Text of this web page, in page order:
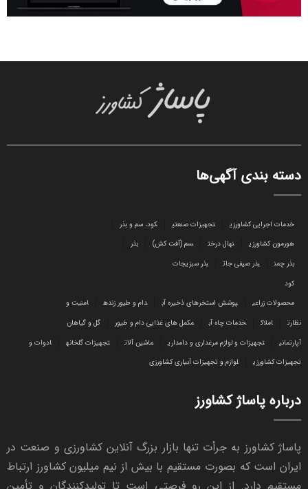
دسته بندی آگهی‌ها
خدمات اجرایی کشاورزی تجهیزات صنعتی
کود، سم و بذر
هورمون کشاورزی
نهال درخت سم (آفت کش)
بذر
بذر چمن
بذر صیفی جات
بذر سبزیجات
کود
محصولات زراعی
پوشش استخرهای ذخیره آب دام و طیور زنده
امنیت و
نظارت
املاک خدمات چاه آب مکمل های غذایی دام و طیور
گل و گیاهان
آپارتمانی
تجهیزات و لوازم مرغداری و دامداری ماشین آلات تجهیزات گلخانه
ادوات و
تجهیزات کشاورزی
لوازم و تجهیزات آبیاری کشاورزی
درباره پاساژ کشاورز
پاساژ کشاورز به جرأت تنها بازار بزرگ آنلاین کشاورزی و صنعت در
ایران است که بصورت مستقیم با بیش از نیم میلیون کشاورز ارتباط